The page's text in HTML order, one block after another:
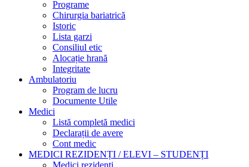
Programe
Chirurgia bariatrică
Istoric
Lista garzi
Consiliul etic
Alocație hrană
Integritate
Ambulatoriu
Program de lucru
Documente Utile
Medici
Listă completă medici
Declarații de avere
Cont medic
MEDICI REZIDENȚI / ELEVI – STUDENȚI
Medici rezidenți